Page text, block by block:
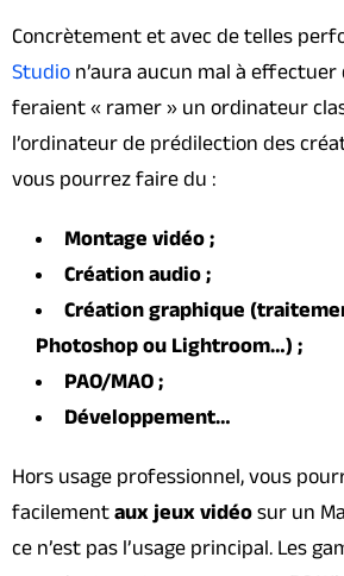
Concrètement et avec de telles
Studio n’aura aucun mal à effectuer
feraient « ramer » un ordinateur
l’ordinateur de prédilection des
vous pourrez faire du :
Montage vidéo ;
Création audio ;
Création graphique
Photoshop ou Lightroom…) ;
PAO/MAO ;
Développement…
Hors usage professionnel, vous
facilement aux jeux vidéo sur un
ce n’est pas l’usage principal. Les